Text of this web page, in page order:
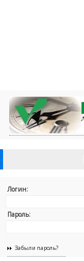
Логин:
Пароль:
Забыли пароль?